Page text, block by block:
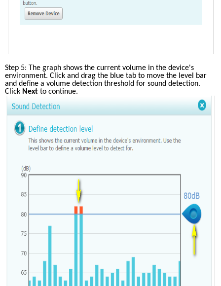
Step 5: The graph shows the current volume in the device's
environment. Click and drag the blue tab to move the level bar
and define a volume detection threshold for sound detection.
Click Next to continue.